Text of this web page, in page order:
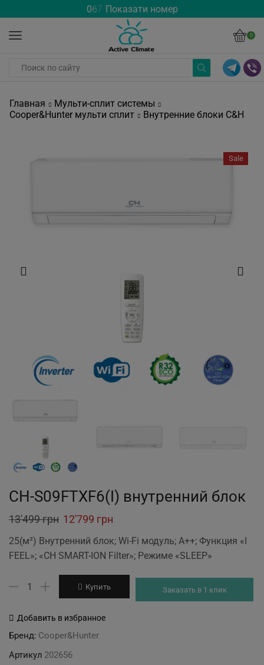
067 Показати номер
0
Главная
Мульти-сплит системы
Cooper&Hunter мульти сплит
Внутренние блоки C&H
Sale
CH-S09FTXF6(I) внутренний блок
13'499грн Original
was:
12'799 грн
price
is:
25(м²) Внутренний блок; Wi-Fi модуль; A++; Функция «I
FEEL»; «CH SMART-ION Filter»; Режиме «SLEEP»
Количество
CH-
внутренний
блок
Купить Заказать в 1 клик
Добавить в избранное
Бренд: Cooper&Hunter
Артикул 202656